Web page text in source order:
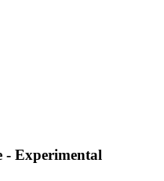
- Experimental